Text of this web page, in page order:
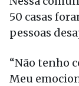
50 casas
pessoas
“Não tenho
Meu